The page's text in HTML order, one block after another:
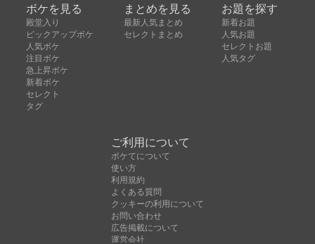
ボケを見る
殿堂入り
ピックアップボケ
人気ボケ
注目ボケ
急上昇ボケ
新着ボケ
セレクト
タグ
まとめを見る
最新人気まとめ
セレクトまとめ
お題を探す
新着お題
人気お題
セレクトお題
人気タグ
ご利用について
ボケてについて
使い方
利用規約
よくある質問
クッキーの利用について
お問い合わせ
広告掲載について
運営会社